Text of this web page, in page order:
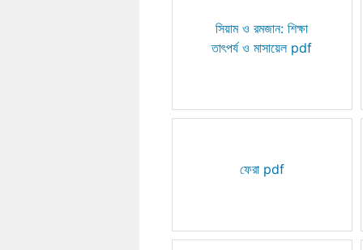
সিয়াম ও রমজান: শিক্ষা
তাৎপর্য ও মাসায়েল pdf
ফেরা pdf